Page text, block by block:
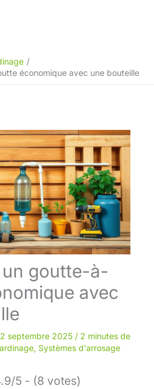
économique avec une bouteille
goutte-à-
avec
septembre 2025 / 2 minutes de
, Systèmes d'arrosage
5 - (8 votes)